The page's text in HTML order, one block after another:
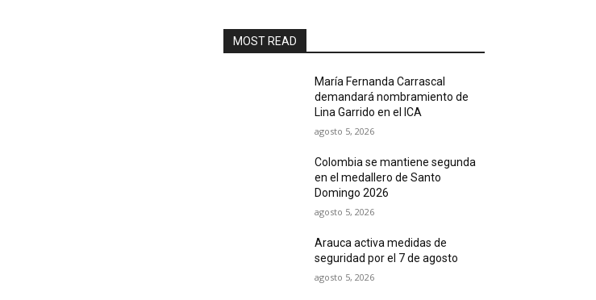
MOST READ
María Fernanda Carrascal
demandará nombramiento de
Lina Garrido en el ICA
agosto 5, 2026
Colombia se mantiene segunda
en el medallero de Santo
Domingo 2026
agosto 5, 2026
Arauca activa medidas de
seguridad por el 7 de agosto
agosto 5, 2026